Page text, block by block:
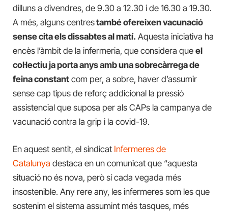
dilluns a divendres, de 9.30 a 12.30 i de 16.30 a 19.30.
A més, alguns centrestambé ofereixen vacunació
sense cita els dissabtes al matí. Aquesta iniciativa ha
encès l’àmbit de la infermeria, que considera que el
col·lectiu ja porta anys amb una sobrecàrrega de
feina constant com per, a sobre, haver d’assumir
sense cap tipus de reforç addicional la pressió
assistencial que suposa per als CAPs la campanya de
vacunació contra la grip i la covid-19.
En aquest sentit, el sindicat Infermeres de
Catalunya destaca en un comunicat que “aquesta
situació no és nova, però sí cada vegada més
insostenible. Any rere any, les infermeres som les que
sostenim el sistema assumint més tasques, més